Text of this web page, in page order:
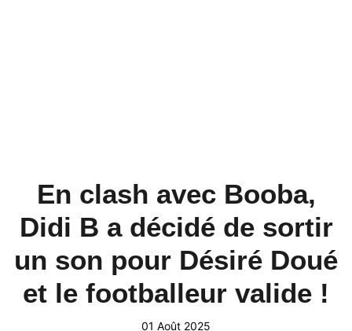
En clash avec Booba,
Didi B a décidé de sortir
un son pour Désiré Doué
et le footballeur valide !
01 Août 2025